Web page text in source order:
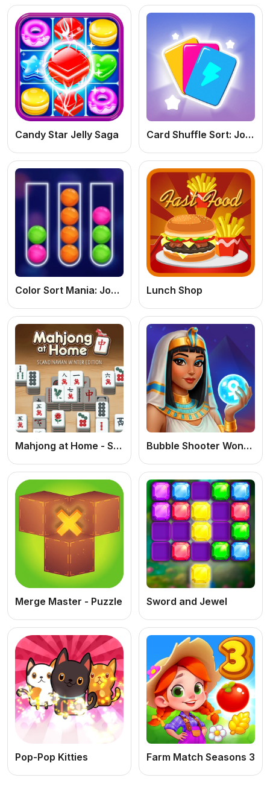
Candy Star Jelly Saga Card Shuffle Sort: Jogo de Cartas e Lógica Online Grátis
Color Sort Mania: Jogo de Lógica e Puzzle Online Grátis para Organizar Cores Lunch Shop
Mahjong at Home - Scandinavian Edition Bubble Shooter Wonders of Egypt: Jogo de Estourar Bolhas Online Grátis no Egito Antigo
Merge Master - Puzzle Sword and Jewel
Pop-Pop Kitties Farm Match Seasons 3